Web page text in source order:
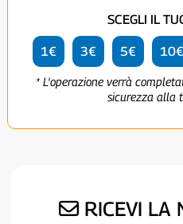
SCEGLI IL
1€ 3€ 5€ 10€
* L'operazione verrà
sicurezza alla
RICEVI LA